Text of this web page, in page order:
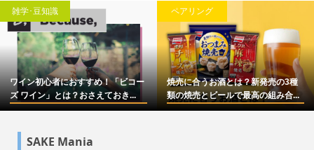
雑学･豆知識
ワイン初心者におすすめ！「ビコー
ズ ワイン」とは？おさえておき...
ペアリング
焼売に合うお酒とは？新発売の3種
類の焼売とビールで最高の組み合...
SAKE Mania